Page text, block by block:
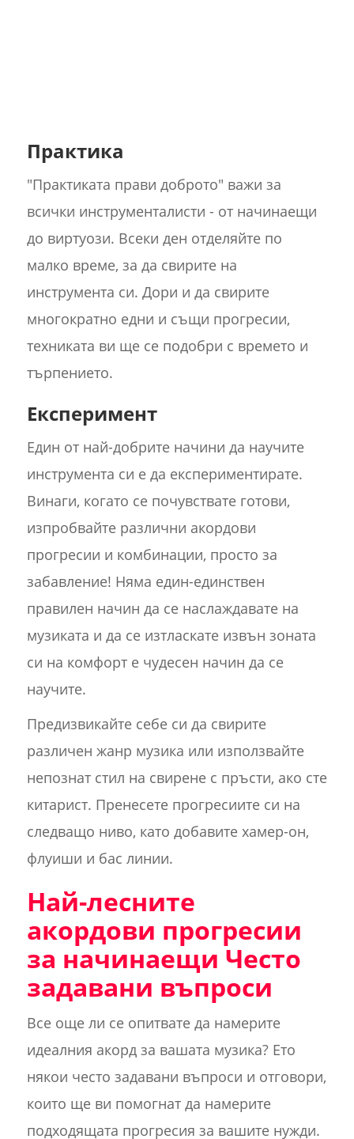
Практика
"Практиката прави доброто" важи за
всички инструменталисти - от начинаещи
до виртуози. Всеки ден отделяйте по
малко време, за да свирите на
инструмента си. Дори и да свирите
многократно едни и същи прогресии,
техниката ви ще се подобри с времето и
търпението.
Експеримент
Един от най-добрите начини да научите
инструмента си е да експериментирате.
Винаги, когато се почувствате готови,
изпробвайте различни акордови
прогресии и комбинации, просто за
забавление! Няма един-единствен
правилен начин да се наслаждавате на
музиката и да се изтласкате извън зоната
си на комфорт е чудесен начин да се
научите.
Предизвикайте себе си да свирите
различен жанр музика или използвайте
непознат стил на свирене с пръсти, ако сте
китарист. Пренесете прогресиите си на
следващо ниво, като добавите хамер-он,
флуиши и бас линии.
Най-лесните
акордови прогресии
за начинаещи Често
задавани въпроси
Все още ли се опитвате да намерите
идеалния акорд за вашата музика? Ето
някои често задавани въпроси и отговори,
които ще ви помогнат да намерите
подходящата прогресия за вашите нужди.